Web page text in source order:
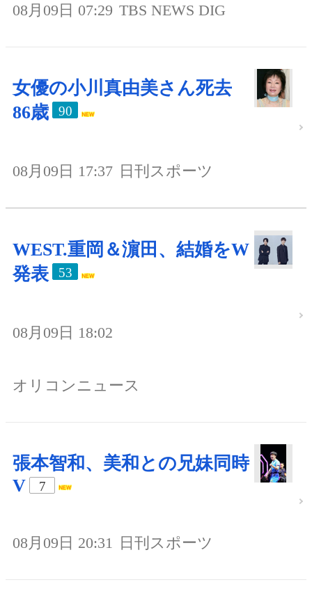
08月09日 07:29 TBS NEWS DIG
女優の小川真由美さん死去
86歳
90
08月09日 17:37 日刊スポーツ
WEST.重岡＆濵田、結婚をW
発表
53
08月09日 18:02
オリコンニュース
張本智和、美和との兄妹同時
V
7
08月09日 20:31 日刊スポーツ